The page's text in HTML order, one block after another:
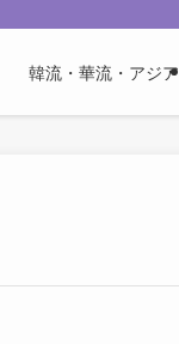
韓流・華流・アジア